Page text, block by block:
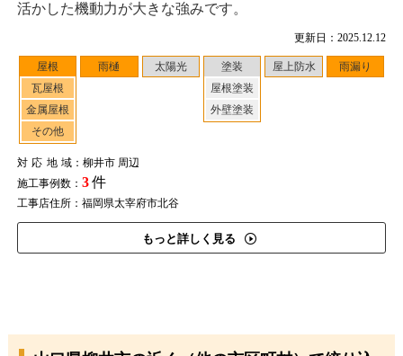
更新日：2025.12.12
屋根
瓦屋根
金属屋根
その他
雨樋 太陽光
塗装
屋根塗装
外壁塗装
屋上防水 雨漏り
対応地域：柳井市 周辺
施工事例数： 3件
工事店住所：福岡県太宰府市北谷
もっと詳しく見る
活かした機動力が大きな強みです。